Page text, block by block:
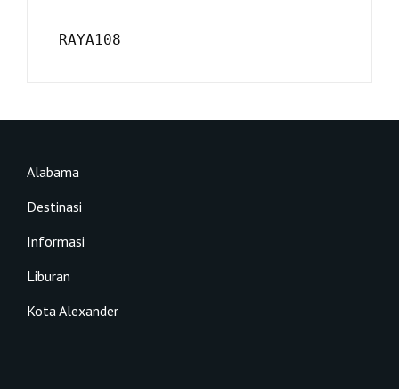
RAYA108
Alabama
Destinasi
Informasi
Liburan
Kota Alexander